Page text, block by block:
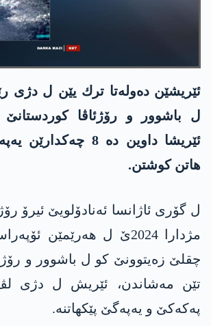
ئێریشێن ده‌وله‌تا ترك یێن ل دژی
ل باشوور و رۆژئاڤا
ئێریشا داوین ده‌ 8
هاتن كوشتن.
مژدارا 2024ێ ل هه‌رێمێن
چقلێ زه‌یتوونێ كو ل باشوور و
تێن مه‌شاندن، ئێریش ل دژی
په‌كه‌كێ و یه‌په‌گێ پێكهاتنه‌.